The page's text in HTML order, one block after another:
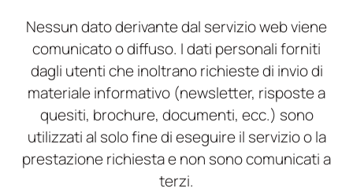
Nessun dato derivante dal servizio web viene
comunicato o diffuso. I dati personali forniti
dagli utenti che inoltrano richieste di invio di
materiale informativo (newsletter, risposte a
quesiti, brochure, documenti, ecc.) sono
utilizzati al solo fine di eseguire il servizio o la
prestazione richiesta e non sono comunicati a
terzi.